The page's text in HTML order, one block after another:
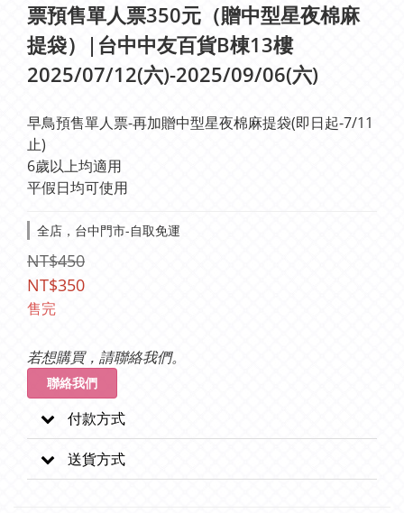
票預售單人票350元（贈中型星夜棉麻
提袋）|台中中友百貨B棟13樓
2025/07/12(六)-2025/09/06(六)
早鳥預售單人票-再加贈中型星夜棉麻提袋(即日起-7/11
止)
6歲以上均適用
平假日均可使用
全店，台中門市-自取免運
NT$450
NT$350
售完
若想購買，請聯絡我們。
聯絡我們
付款方式
送貨方式